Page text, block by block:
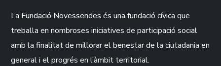
La Fundació Novessendes és una fundació cívica que
treballa en nombroses iniciatives de participació social
amb la finalitat de millorar el benestar de la ciutadania en
general i el progrés en l’àmbit territorial.